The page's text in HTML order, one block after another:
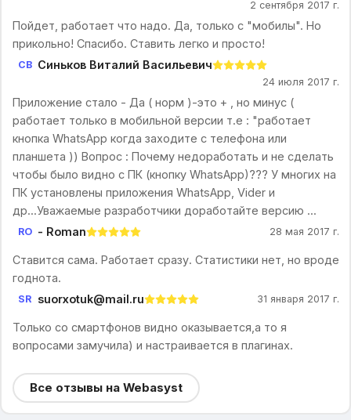
2 сентября 2017 г.
Пойдет, работает что надо. Да, только с "мобилы". Но
прикольно! Спасибо. Ставить легко и просто!
СВ Синьков Виталий Васильевич
24 июля 2017 г.
Приложение стало - Да ( норм )-это + , но минус (
работает только в мобильной версии т.е : "работает
кнопка WhatsApp когда заходите с телефона или
планшета )) Вопрос : Почему недоработать и не сделать
чтобы было видно c ПК (кнопку WhatsApp)??? У многих на
ПК установлены приложения WhatsApp, Vider и
др...Уважаемые разработчики доработайте версию ...
RO - Roman 28 мая 2017 г.
Ставится сама. Работает сразу. Статистики нет, но вроде
годнота.
SR suorxotuk@mail.ru 31 января 2017 г.
Только со смартфонов видно оказывается,а то я
вопросами замучила) и настраивается в плагинах.
Все отзывы на Webasyst